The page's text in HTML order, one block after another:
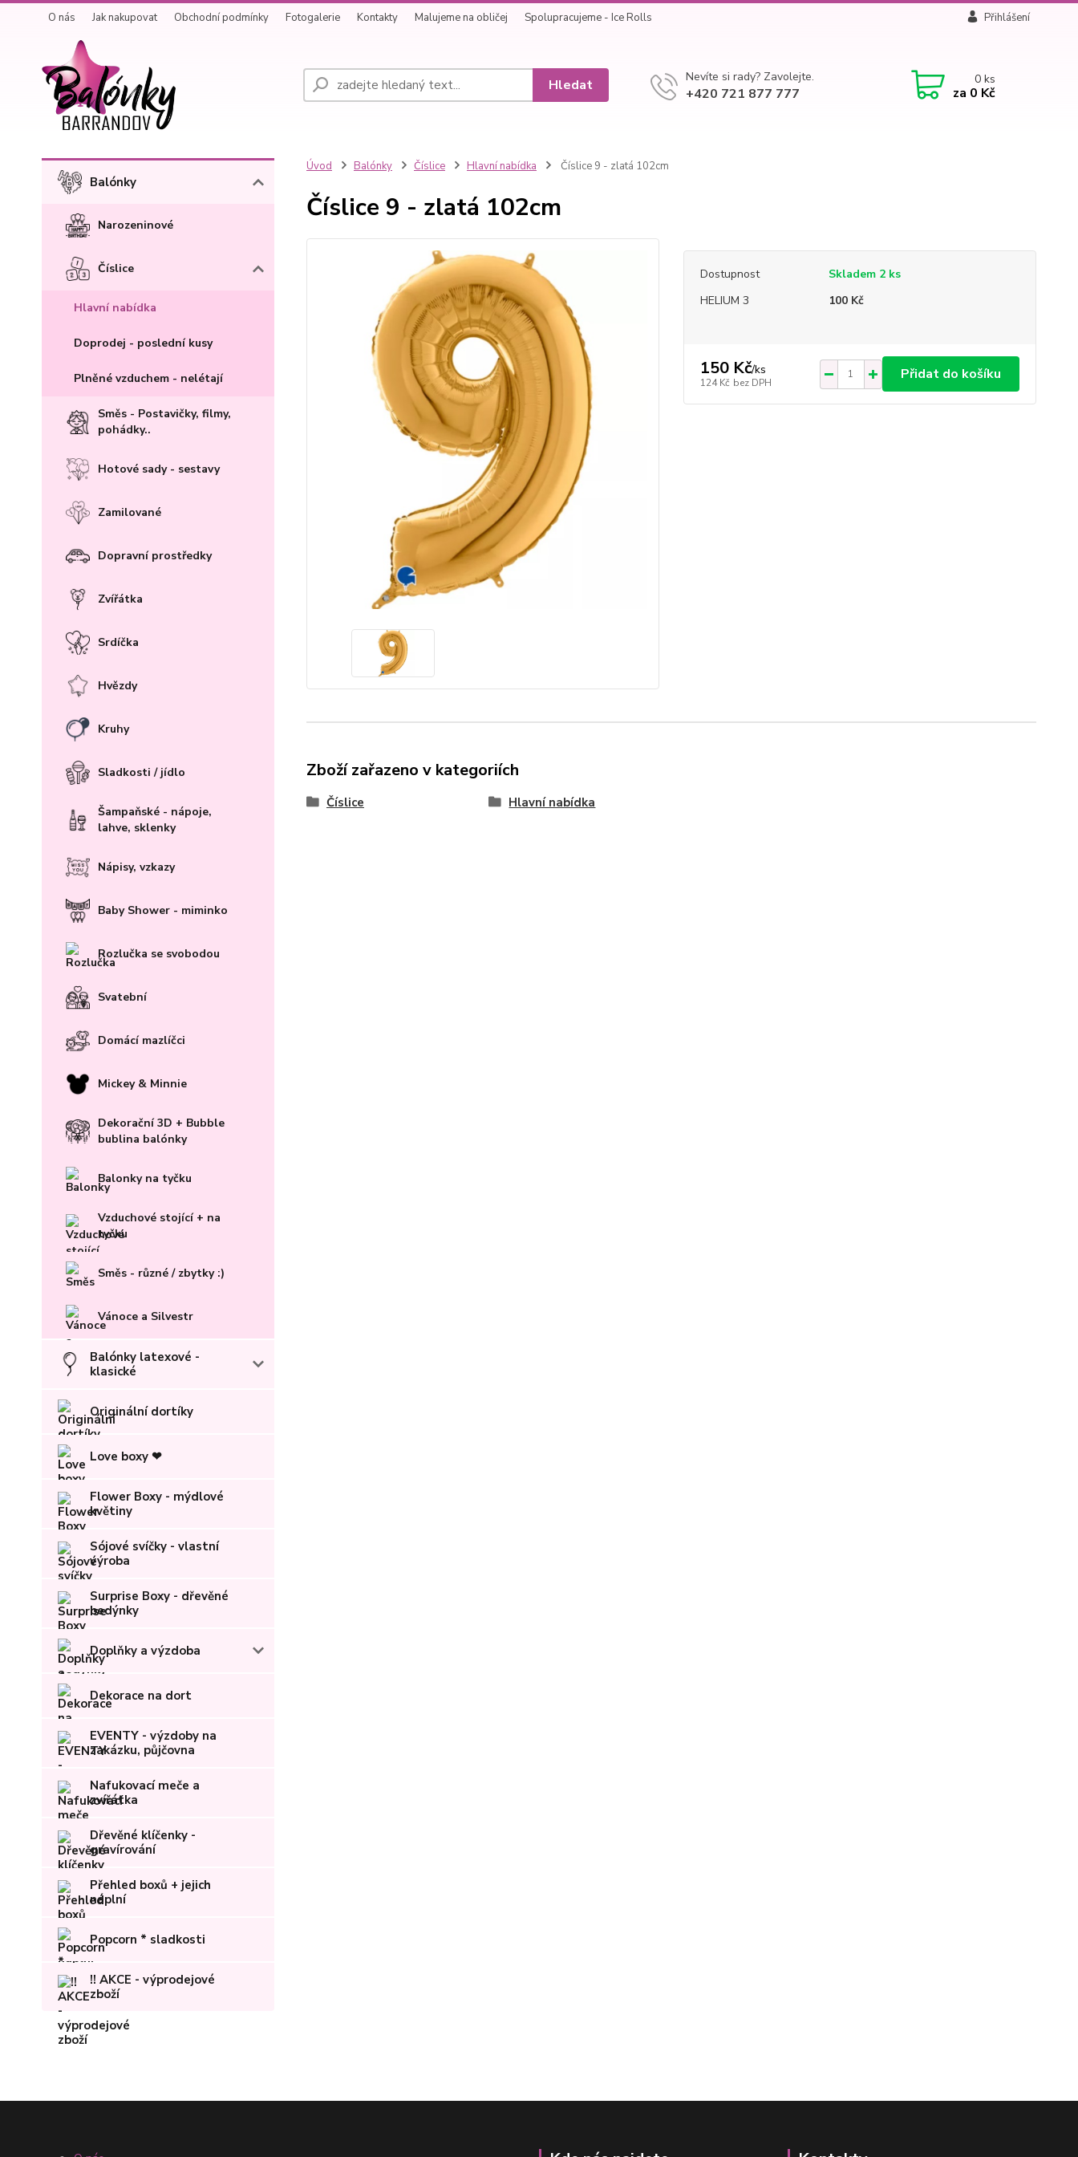
O nás Jak nakupovat Obchodní podmínky Fotogalerie Kontakty Malujeme na obličej Spolupracujeme - Ice Rolls Přihlášení
Hledat Nevíte si rady? Zavolejte.
+420 721 877 777
0ks
za 0 Kč
Balónky
Narozeninové
Číslice
Hlavní nabídka
Doprodej - poslední kusy
Plněné vzduchem - nelétají
Směs - Postavičky, filmy,
pohádky..
Hotové sady - sestavy
Zamilované
Dopravní prostředky
Zvířátka
Srdíčka
Hvězdy
Kruhy
Sladkosti / jídlo
Šampaňské - nápoje,
lahve, sklenky
Nápisy, vzkazy
Baby Shower - miminko
Rozlučka se svobodou
Svatební
Domácí mazlíčci
Mickey & Minnie
Dekorační 3D + Bubble
bublina balónky
Balonky na tyčku
Vzduchové stojící + na
tyčku
Směs - různé / zbytky :)
Vánoce a Silvestr
Balónky latexové -
klasické
Originální dortíky
Love boxy ❤
Flower Boxy - mýdlové
květiny
Sójové svíčky - vlastní
výroba
Surprise Boxy - dřevěné
bedýnky
Doplňky a výzdoba
Dekorace na dort
EVENTY - výzdoby na
zakázku, půjčovna
Nafukovací meče a
zvířátka
Dřevěné klíčenky -
gravírování
Přehled boxů + jejich
náplní
Popcorn * sladkosti
!! AKCE - výprodejové
zboží
Úvod Balónky Číslice Hlavní nabídka Číslice 9 - zlatá 102cm
Číslice 9 - zlatá 102cm
Dostupnost
Skladem 2 ks
HELIUM 3
100 Kč
150 Kč/ks
124 Kč bez DPH Přidat do košíku
Zboží zařazeno v kategoriích
Číslice Hlavní nabídka